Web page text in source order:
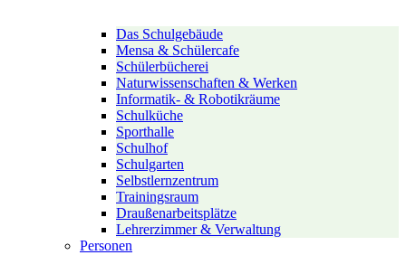
Das Schulgebäude
Mensa & Schülercafe
Schülerbücherei
Naturwissenschaften & Werken
Informatik- & Robotikräume
Schulküche
Sporthalle
Schulhof
Schulgarten
Selbstlernzentrum
Trainingsraum
Draußenarbeitsplätze
Lehrerzimmer & Verwaltung
Personen